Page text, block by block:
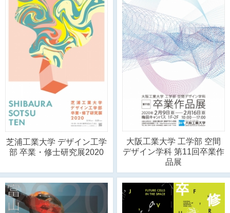
芝浦工業大学 デザイン工学
部 卒業・修士研究展2020
大阪工業大学 工学部 空間
デザイン学科 第11回卒業作
品展